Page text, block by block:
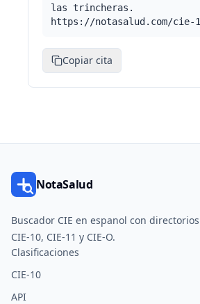
las trincheras.
https://notasalud.com/cie-
Copiar cita
NotaSalud
Buscador CIE en espanol con
CIE-10, CIE-11 y CIE-O.
Clasificaciones
CIE-10
API